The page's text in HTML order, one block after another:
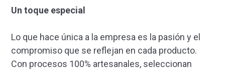
Un toque especial
Lo que hace única a la empresa es la pasión y el
compromiso que se reflejan en cada producto.
Con procesos 100% artesanales, seleccionan